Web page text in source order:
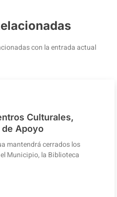
con la entrada actual
Culturales,
Apoyo
mantendrá cerrados los
Municipio, la Biblioteca